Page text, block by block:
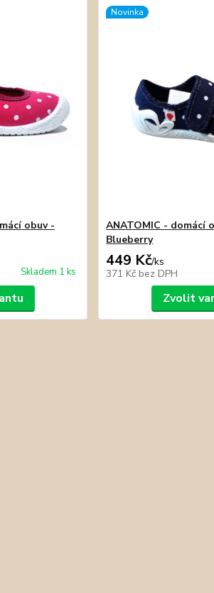
obuv -
Skladem 1 ks
Novinka
ANATOMIC - domácí
Blueberry
449 Kč/ks
371 Kč bez DPH
Zvolit